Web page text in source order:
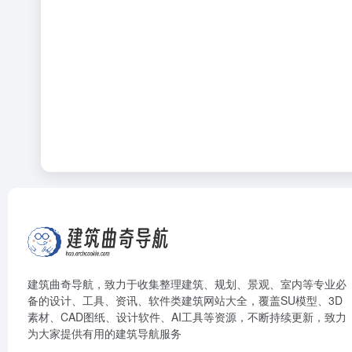
建筑曲奇导航 ，致力于收集整理建筑、规划、景观、室内等专业必
备的设计、工具、资讯、软件类建筑网站大全，覆盖SU模型、3D
素材、CAD图纸、设计软件、AI工具等资源，不断持续更新，致力
为大家提供有用的建筑导航服务